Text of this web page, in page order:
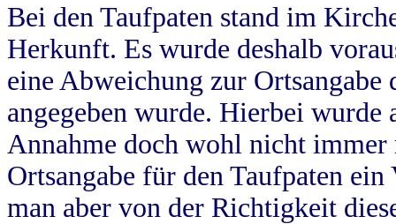
Bei den Taufpaten stand im
Herkunft. Es wurde deshalb
eine Abweichung zur
angegeben wurde. Hierbei wurde
Annahme doch wohl nicht
Ortsangabe für den Taufpaten
man aber von der Richtigkeit